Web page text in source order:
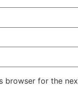
browser for the